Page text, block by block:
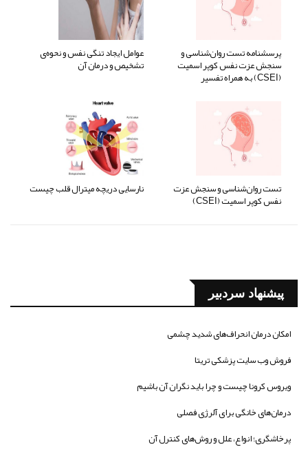
پرسشنامه تست روان‌شناسی و
سنجش عزت نفس کوپر اسمیت
(CSEI) به همراه تفسیر
عوامل ایجاد تنگی نفس و نحوه‌ی
تشخیص و درمان آن
تست روان‌شناسی و سنجش عزت
نفس کوپر اسمیت (CSEI)
نارسایی دریچه میترال قلب چیست
پیشنهاد سردبیر
امکان درمان انحراف‌های شدید چشمی
فروش وب سایت پزشکی تریتا
ویروس کرونا چیست و چرا باید نگران آن باشیم
درمان‌های خانگی برای آلرژی فصلی
پرخاشگری؛ انواع، علل و روش‌های کنترل آن